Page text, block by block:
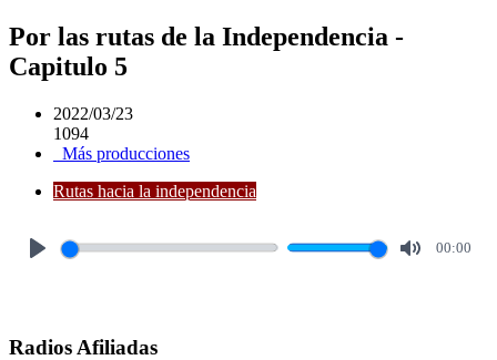
Por las rutas de la Independencia -
Capitulo 5
2022/03/23
1094
Más producciones
Rutas hacia la independencia
00:00
Radios Afiliadas